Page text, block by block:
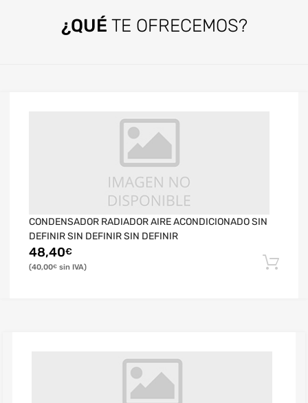
¿QUÉ TE OFRECEMOS?
CONDENSADOR RADIADOR AIRE ACONDICIONADO SIN
DEFINIR SIN DEFINIR SIN DEFINIR
48,40€
40,00€